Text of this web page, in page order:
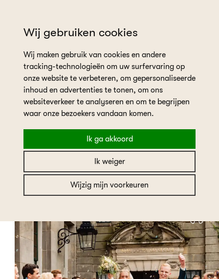
Wij gebruiken cookies
Wij maken gebruik van cookies en andere
tracking-technologieën om uw surfervaring op
onze website te verbeteren, om gepersonaliseerde
inhoud en advertenties te tonen, om ons
websiteverkeer te analyseren en om te begrijpen
waar onze bezoekers vandaan komen.
Ik ga akkoord
Ik weiger
Wijzig mijn voorkeuren
in the picture Real bride Dorien
Real bride Dorien